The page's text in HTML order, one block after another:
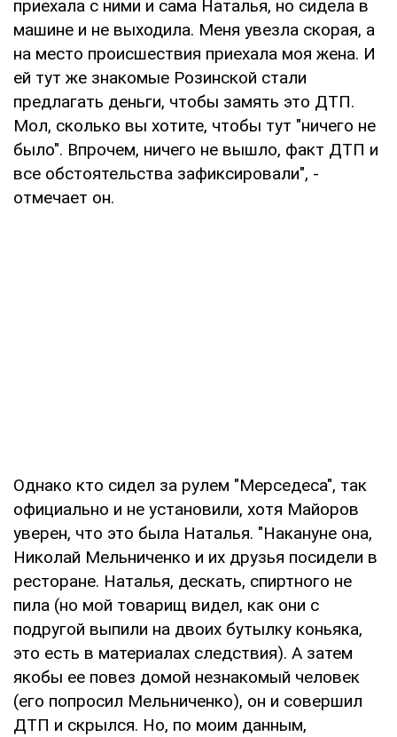
приехала с ними и сама Наталья, но сидела в
машине и не выходила. Меня увезла скорая, а
на место происшествия приехала моя жена. И
ей тут же знакомые Розинской стали
предлагать деньги, чтобы замять это ДТП.
Мол, сколько вы хотите, чтобы тут "ничего не
было". Впрочем, ничего не вышло, факт ДТП и
все обстоятельства зафиксировали", -
отмечает он.
Однако кто сидел за рулем "Мерседеса", так
официально и не установили, хотя Майоров
уверен, что это была Наталья. "Накануне она,
Николай Мельниченко и их друзья посидели в
ресторане. Наталья, дескать, спиртного не
пила (но мой товарищ видел, как они с
подругой выпили на двоих бутылку коньяка,
это есть в материалах следствия). А затем
якобы ее повез домой незнакомый человек
(его попросил Мельниченко), он и совершил
ДТП и скрылся. Но, по моим данным,